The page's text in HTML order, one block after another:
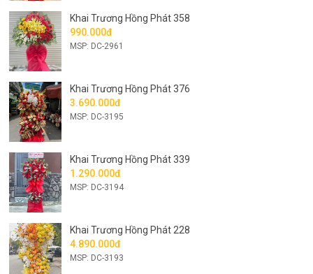
Khai Trương Hồng Phát 358
990.000đ
MSP: DC-2961
Khai Trương Hồng Phát 376
3.690.000đ
MSP: DC-3195
Khai Trương Hồng Phát 339
1.290.000đ
MSP: DC-3194
Khai Trương Hồng Phát 228
4.890.000đ
MSP: DC-3193